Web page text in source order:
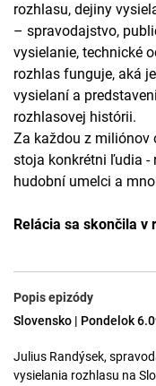
rozhlasu, dejiny
– spravodajstvo,
vysielanie, technické
rozhlas funguje, aká
vysielaní a
rozhlasovej histórii.
Za každou z miliónov
stoja konkrétni ľudia -
hudobní umelci a
Relácia sa skončila v
Popis epizódy
Slovensko | Pondelok
Julius Randýsek,
vysielania rozhlasu na